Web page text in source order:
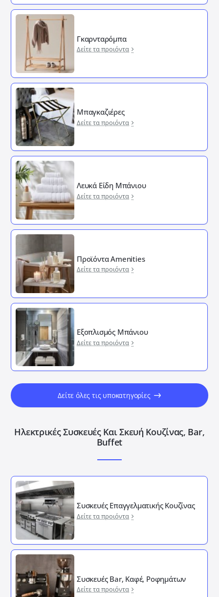
Γκαρνταρόμπα
Δείτε τα προιόντα
Μπαγκαζιέρες
Δείτε τα προιόντα
Λευκά Είδη Μπάνιου
Δείτε τα προιόντα
Προϊόντα Amenities
Δείτε τα προιόντα
Εξοπλισμός Μπάνιου
Δείτε τα προιόντα
Δείτε όλες τις υποκατηγορίες
Ηλεκτρικές Συσκευές Και Σκευή Κουζίνας, Bar,
Buffet
Συσκευές Επαγγελματικής Κουζίνας
Δείτε τα προιόντα
Συσκευές Bar, Καφέ, Ροφημάτων
Δείτε τα προιόντα